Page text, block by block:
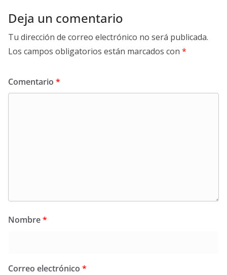
Deja un comentario
Tu dirección de correo electrónico no será publicada.
Los campos obligatorios están marcados con *
Comentario *
Nombre*
Correo electrónico *